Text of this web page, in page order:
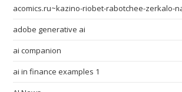
acomics.ru~kazino-riobet-rabotchee-zerkalo-
adobe generative ai
ai companion
ai in finance examples 1